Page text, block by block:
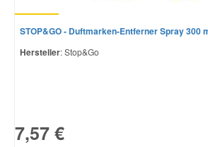
STOP&GO - Duftmarken-Entferner Spray 300
Hersteller: Stop&Go
7,57 €